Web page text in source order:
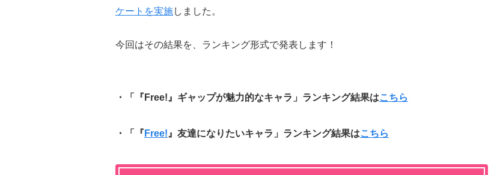
ケートを実施しました。
今回はその結果を、ランキング形式で発表します！
・「『Free!』ギャップが魅力的なキャラ」ランキング結果はこちら
・「『 Free! 』友達になりたいキャラ」ランキング結果はこちら